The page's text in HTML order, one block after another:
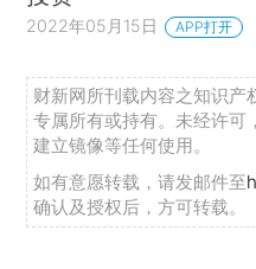
2022年05月15日 APP打开
财新网所刊载内容之知识产
专属所有或持有。未经许可
建立镜像等任何使用。
如有意愿转载，请发邮件至
确认及授权后，方可转载。